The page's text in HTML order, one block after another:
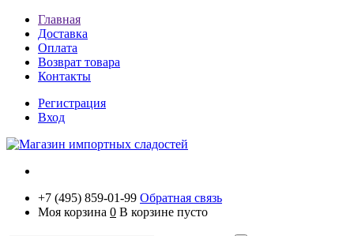
Главная
Доставка
Оплата
Возврат товара
Контакты
Регистрация
Вход
+7 (495) 859-01-99 Обратная связь
Моя корзина 0 В корзине пусто